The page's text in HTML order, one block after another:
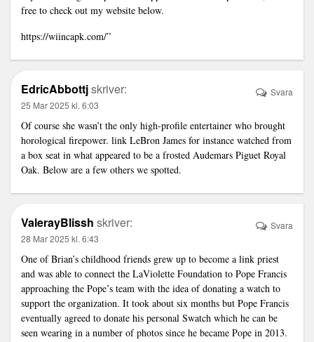
free to check out my website below.
https://wiincapk.com/”
EdricAbbottjskriver:
25 Mar 2025 kl. 6:03
Of course she wasn’t the only high-profile entertainer who brought
horological firepower. link LeBron James for instance watched from
a box seat in what appeared to be a frosted Audemars Piguet Royal
Oak. Below are a few others we spotted.
Svara
ValerayBlissh skriver:
28 Mar 2025 kl. 6:43
One of Brian’s childhood friends grew up to become a link priest
and was able to connect the LaViolette Foundation to Pope Francis
approaching the Pope’s team with the idea of donating a watch to
support the organization. It took about six months but Pope Francis
eventually agreed to donate his personal Swatch which he can be
seen wearing in a number of photos since he became Pope in 2013.
Svara